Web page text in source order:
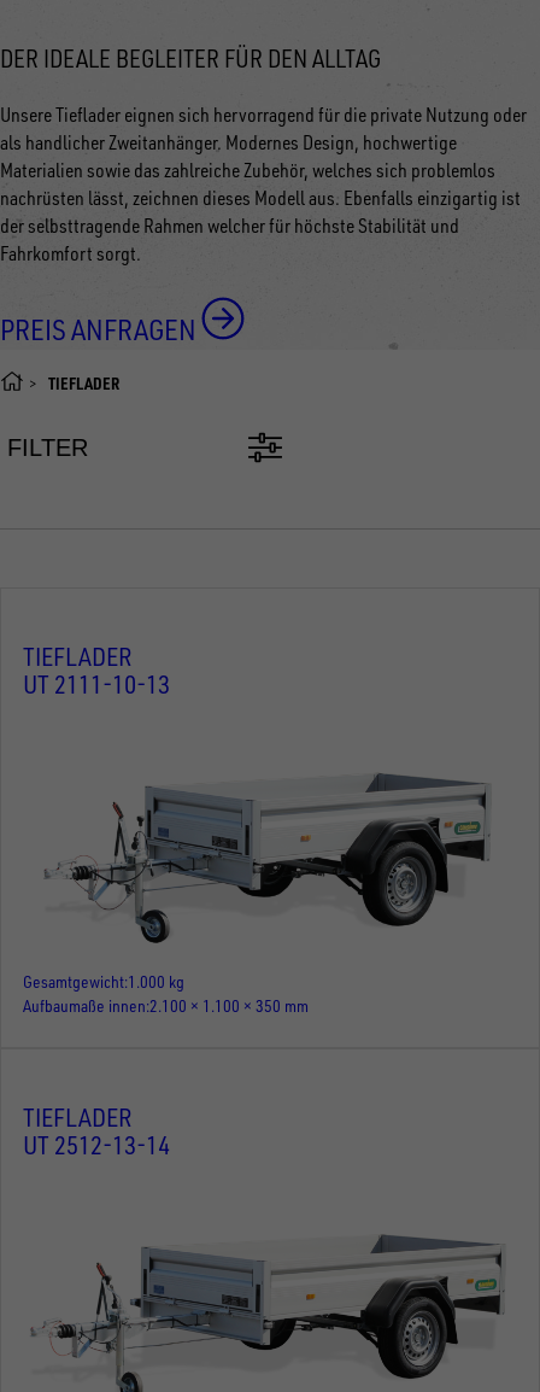
DER IDEALE BEGLEITER FÜR DEN ALLTAG
Unsere Tieflader eignen sich hervorragend für die private Nutzung oder
als handlicher Zweitanhänger. Modernes Design, hochwertige
Materialien sowie das zahlreiche Zubehör, welches sich problemlos
nachrüsten lässt, zeichnen dieses Modell aus. Ebenfalls einzigartig ist
der selbsttragende Rahmen welcher für höchste Stabilität und
Fahrkomfort sorgt.
PREIS ANFRAGEN
TIEFLADER
FILTER
TIEFLADER
UT 2111-10-13
Gesamtgewicht 1.000 kg
Aufbaumaße innen 2.100 × 1.100 × 350 mm
TIEFLADER
UT 2512-13-14